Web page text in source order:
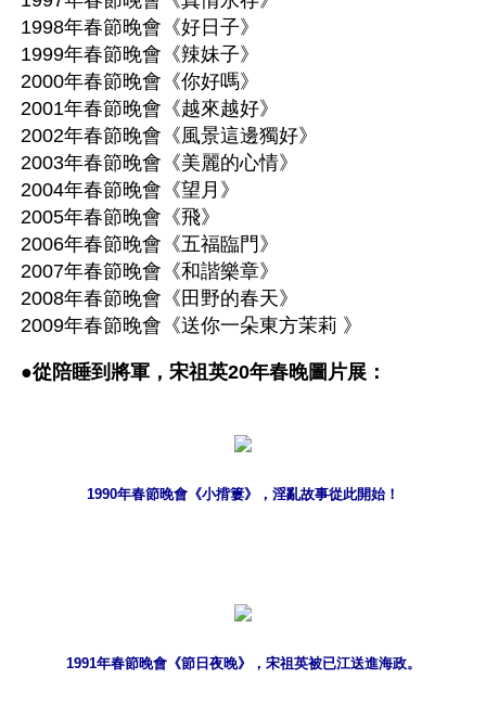
1998年春節晚會《好日子》
1999年春節晚會《辣妹子》
2000年春節晚會《你好嗎》
2001年春節晚會《越來越好》
2002年春節晚會《風景這邊獨好》
2003年春節晚會《美麗的心情》
2004年春節晚會《望月》
2005年春節晚會《飛》
2006年春節晚會《五福臨門》
2007年春節晚會《和諧樂章》
2008年春節晚會《田野的春天》
2009年春節晚會《送你一朵東方茉莉 》
●從陪睡到將軍，宋祖英20年春晚圖片展：
1990年春節晚會《小揹簍》，淫亂故事從此開始！
1991年春節晚會《節日夜晚》，宋祖英被已江送進海政。